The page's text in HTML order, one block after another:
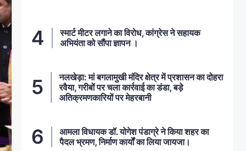
स्मार्ट मीटर लगाने का विरोध, कांग्रेस ने सहायक
अभियंता को सौंपा ज्ञापन ।
नलखेड़ा: मां बगलामुखी मंदिर क्षेत्र में प्रशासन का दोहरा
रवैया, गरीबों पर चला कार्रवाई का डंडा, बड़े
अतिक्रमणकारियों पर मेहरबानी
आमला विधायक डॉ. योगेश पंडाग्रे ने किया शहर का
पैदल भ्रमण, निर्माण कार्यों का लिया जायजा।